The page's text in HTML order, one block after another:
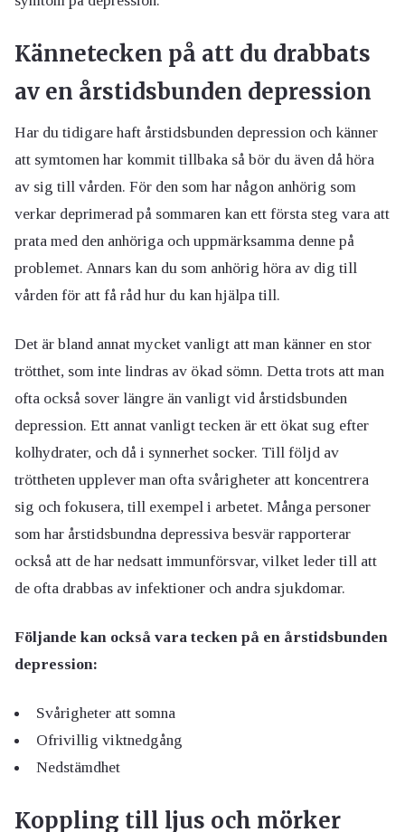
Kännetecken på att du drabbats
av en årstidsbunden depression
Har du tidigare haft årstidsbunden depression och känner
att symtomen har kommit tillbaka så bör du även då höra
av sig till vården. För den som har någon anhörig som
verkar deprimerad på sommaren kan ett första steg vara att
prata med den anhöriga och uppmärksamma denne på
problemet. Annars kan du som anhörig höra av dig till
vården för att få råd hur du kan hjälpa till.
Det är bland annat mycket vanligt att man känner en stor
trötthet, som inte lindras av ökad sömn. Detta trots att man
ofta också sover längre än vanligt vid årstidsbunden
depression. Ett annat vanligt tecken är ett ökat sug efter
kolhydrater, och då i synnerhet socker. Till följd av
tröttheten upplever man ofta svårigheter att koncentrera
sig och fokusera, till exempel i arbetet. Många personer
som har årstidsbundna depressiva besvär rapporterar
också att de har nedsatt immunförsvar, vilket leder till att
de ofta drabbas av infektioner och andra sjukdomar.
Följande kan också vara tecken på en årstidsbunden
depression:
Svårigheter att somna
Ofrivillig viktnedgång
Nedstämdhet
Koppling till ljus och mörker